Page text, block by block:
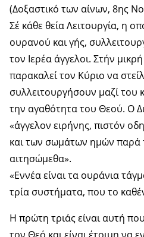
(Δοξαστικό των αίνων, 8ης
Σέ κάθε θεία Λειτουργία, η
ουρανού και γής,
τον Ιερέα άγγελοι. Στήν
παρακαλεί τον Κύριο να
συλλειτουργήσουν μαζί του
την αγαθότητα του Θεού. Ο
«άγγελον ειρήνης, πιστόν
και των σωμάτων ημών παρά
αιτησώμεθα».
«Εννέα είναι τα ουράνια
τρία συστήματα, που το
Η πρώτη τριάς είναι αυτή